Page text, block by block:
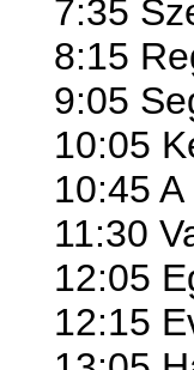
7:35
8:15
9:05
10:05
10:45
11:30
12:05
12:15